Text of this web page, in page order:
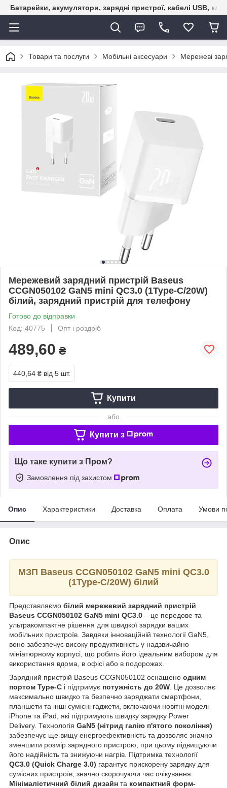
Батарейки, акумулятори, зарядні пристрої, кабелі USB,
Товари та послуги Мобільні аксесуари Мережеві
Мережевий зарядний пристрій Baseus
CCGN050102 GaN5 mini QC3.0 (1Type-C/20W)
білий, зарядний пристрій для телефону
Готово до відправки
Код: 40775
Опт і роздріб
489,60 ₴
440,64 ₴ від 5 шт.
Купити
або
Купити з
Що таке купити з Пром?
Замовлення під захистом
Опис Характеристики Доставка Оплата Умови
Опис
МЗП Baseus CCGN050102 GaN5 mini QC3.0
(1Type-C/20W) білий
Представляємо білий мережевий зарядний пристрій
Baseus CCGN050102 GaN5 mini QC3.0 – це передове та
ультракомпактне рішення для швидкої зарядки ваших
мобільних пристроїв. Завдяки інноваційній технології GaN5,
воно забезпечує високу продуктивність у надзвичайно
мініатюрному корпусі, що робить його ідеальним вибором для
використання вдома, в офісі або в подорожах.
Зарядний пристрій Baseus CCGN050102 оснащено одним
портом Type-C і підтримує потужність до 20W . Це дозволяє
максимально швидко та безпечно заряджати смартфони,
планшети та інші сумісні гаджети, включаючи новітні моделі
iPhone та iPad, які підтримують швидку зарядку Power
Delivery. Технологія GaN5 (нітрид галію п'ятого покоління)
забезпечує ще вищу енергоефективність та дозволяє значно
зменшити розмір зарядного пристрою, при цьому підвищуючи
його надійність та знижуючи нагрів. Підтримка технології
QC3.0 (Quick Charge 3.0) гарантує прискорену зарядку для
сумісних пристроїв, значно скорочуючи час очікування.
Мінімалістичний білий дизайн та компактний форм-